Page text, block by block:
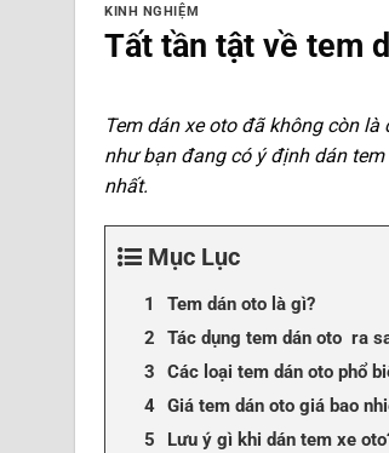
KINH NGHIỆM
Tất tần tật về tem
Tem dán xe oto đã không còn
như bạn đang có ý định dán
nhất.
Mục Lục
Tem dán oto là gì?
Tác dụng tem dán oto ra
Các loại tem dán oto phổ
Giá tem dán oto giá bao
Lưu ý gì khi dán tem xe